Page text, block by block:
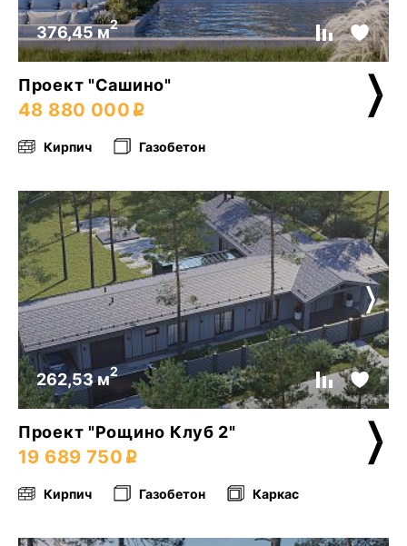
376,45 м2
Проект "Сашино"
48 880 000
Кирпич Газобетон
262,53 м2
Проект "Рощино Клуб 2"
19 689 750
Кирпич Газобетон Каркас